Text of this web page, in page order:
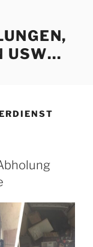
USW…